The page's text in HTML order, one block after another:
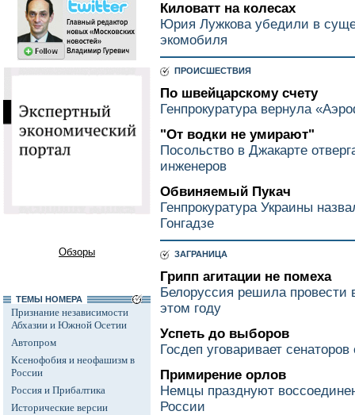
Обзоры
ТЕМЫ НОМЕРА
Признание независимости
Абхазии и Южной Осетии
Автопром
Ксенофобия и неофашизм в
России
Россия и Прибалтика
Исторические версии
Киловатт на колесах
Юрия Лужкова убедили в
экомобиля
ПРОИСШЕСТВИЯ
По швейцарскому счету
Генпрокуратура вернула
"От водки не умирают"
Посольство в Джакарте
инженеров
Обвиняемый Пукач
Генпрокуратура Украины
Гонгадзе
ЗАГРАНИЦА
Грипп агитации не помеха
Белоруссия решила провести
этом году
Успеть до выборов
Госдеп уговаривает
Примирение орлов
Немцы празднуют
России